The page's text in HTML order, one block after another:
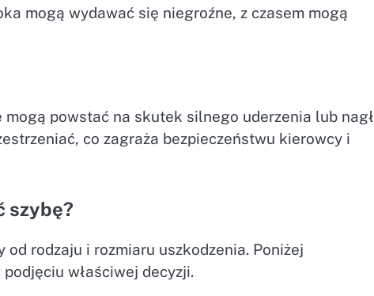
mogą wydawać się niegroźne, z czasem mogą
powstać na skutek silnego uderzenia lub
co zagraża bezpieczeństwu kierowcy i
szybę?
rodzaju i rozmiaru uszkodzenia. Poniżej
właściwej decyzji.